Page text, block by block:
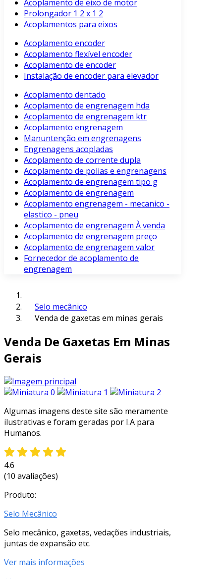
Acoplamento de eixo de motor
Prolongador 1 2 x 1 2
Acoplamentos para eixos
Acoplamento encoder
Acoplamento flexível encoder
Acoplamento de encoder
Instalação de encoder para elevador
Acoplamento dentado
Acoplamento de engrenagem hda
Acoplamento de engrenagem ktr
Acoplamento engrenagem
Manuntenção em engrenagens
Engrenagens acopladas
Acoplamento de corrente dupla
Acoplamento de polias e engrenagens
Acoplamento de engrenagem tipo g
Acoplamento de engrenagem
Acoplamento engrenagem - mecanico -
elastico - pneu
Acoplamento de engrenagem À venda
Acoplamento de engrenagem preço
Acoplamento de engrenagem valor
Fornecedor de acoplamento de
engrenagem
Selo mecânico
Venda de gaxetas em minas gerais
Venda De Gaxetas Em Minas
Gerais
Algumas imagens deste site são meramente
ilustrativas e foram geradas por I.A para
Humanos.
4.6
(10 avaliações)
Produto:
Selo Mecânico
Selo mecânico, gaxetas, vedações industriais,
juntas de expansão etc.
Ver mais informações